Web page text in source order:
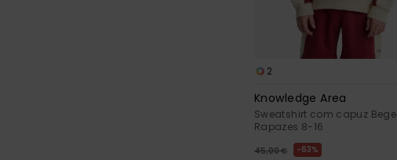
2
Knowledge Area
Sweatshirt com capuz Bege
Rapazes 8-16
45,00 € 63%